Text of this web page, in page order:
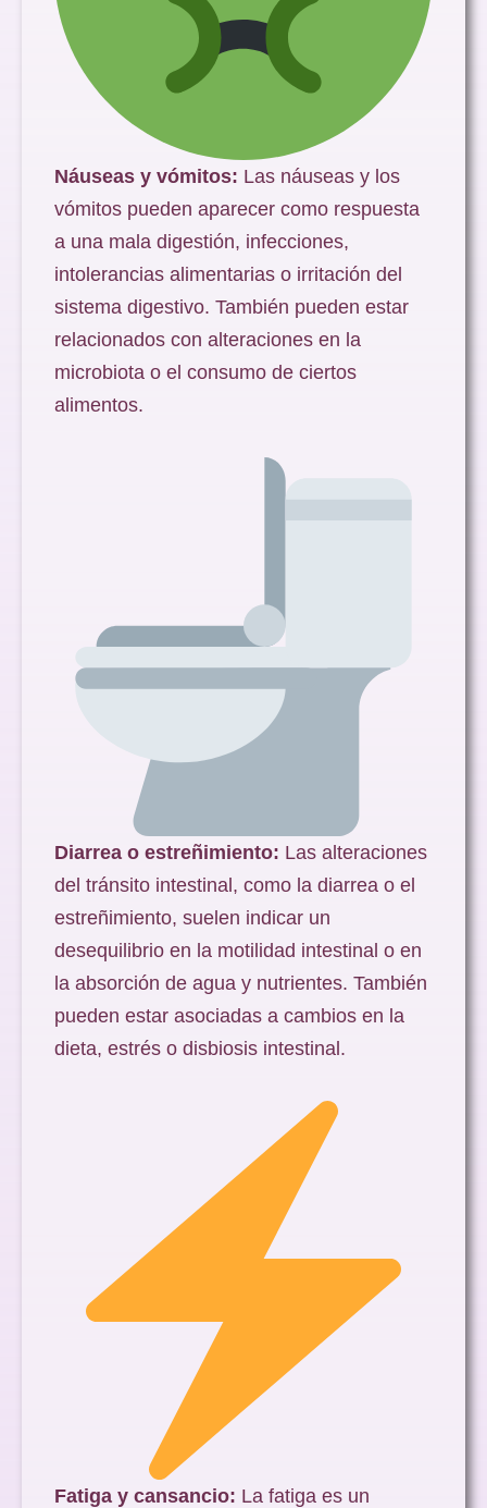
Náuseas y vómitos: Las náuseas y los
vómitos pueden aparecer como respuesta
a una mala digestión, infecciones,
intolerancias alimentarias o irritación del
sistema digestivo. También pueden estar
relacionados con alteraciones en la
microbiota o el consumo de ciertos
alimentos.
Diarrea o estreñimiento: Las alteraciones
del tránsito intestinal, como la diarrea o el
estreñimiento, suelen indicar un
desequilibrio en la motilidad intestinal o en
la absorción de agua y nutrientes. También
pueden estar asociadas a cambios en la
dieta, estrés o disbiosis intestinal.
Fatiga y cansancio: La fatiga es un